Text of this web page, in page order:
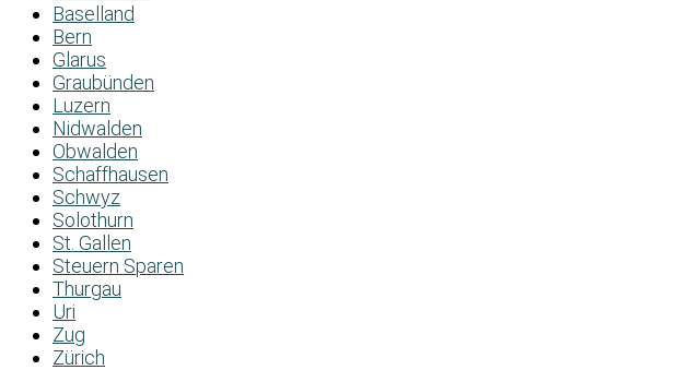
Baselland
Bern
Glarus
Graubünden
Luzern
Nidwalden
Obwalden
Schaffhausen
Schwyz
Solothurn
St. Gallen
Steuern Sparen
Thurgau
Uri
Zug
Zürich